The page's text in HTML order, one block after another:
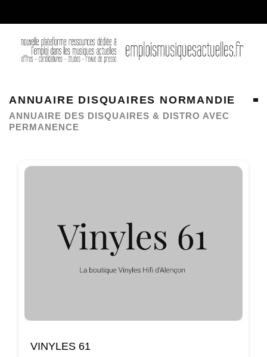
ANNUAIRE DISQUAIRES NORMANDIE
ANNUAIRE DES DISQUAIRES & DISTRO AVEC
PERMANENCE
VINYLES 61